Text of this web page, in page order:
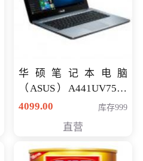
华硕笔记本电脑
（ASUS）A441UV7500
顽石（7代i7-7500U 4G
4099.00 库存999
直营